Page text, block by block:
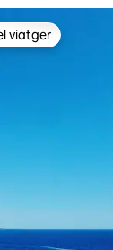
viatger
viatger